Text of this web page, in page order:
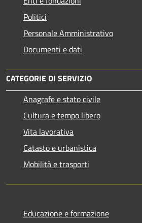
Politici
Personale Amministrativo
Documenti e dati
CATEGORIE DI SERVIZIO
Anagrafe e stato civile
Cultura e tempo libero
Vita lavorativa
Catasto e urbanistica
Mobilità e trasporti
Educazione e formazione